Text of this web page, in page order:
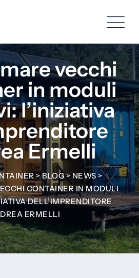
vecchi
in moduli
l’iniziativa
Ermelli
>BLOG>NEWS>
CONTAINER IN MODULI
DELL’IMPRENDITORE
ERMELLI